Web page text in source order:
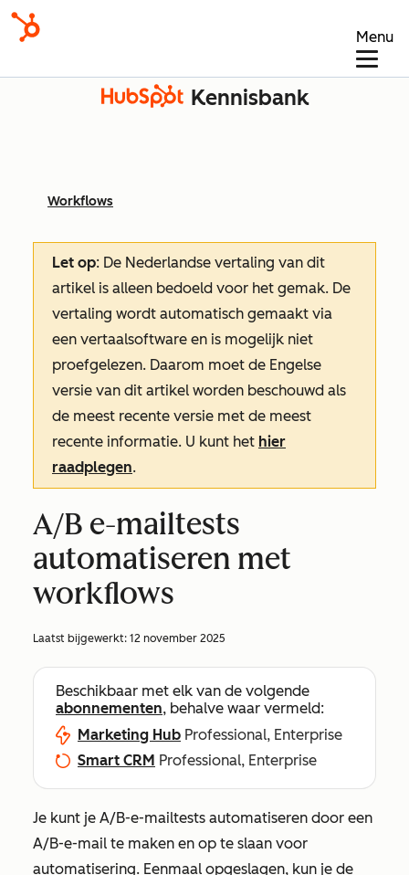
Menu
Kennisbank
Workflows
Let op: De Nederlandse vertaling van dit
artikel is alleen bedoeld voor het gemak. De
vertaling wordt automatisch gemaakt via
een vertaalsoftware en is mogelijk niet
proefgelezen. Daarom moet de Engelse
versie van dit artikel worden beschouwd als
de meest recente versie met de meest
recente informatie. U kunt het hier
raadplegen.
A/B e-mailtests
automatiseren met
workflows
Laatst bijgewerkt: 12 november 2025
Beschikbaar met elk van de volgende
abonnementen, behalve waar vermeld:
Marketing Hub Professional, Enterprise
Smart CRM Professional, Enterprise
Je kunt je A/B-e-mailtests automatiseren door een
A/B-e-mail te maken en op te slaan voor
automatisering. Eenmaal opgeslagen, kun je de